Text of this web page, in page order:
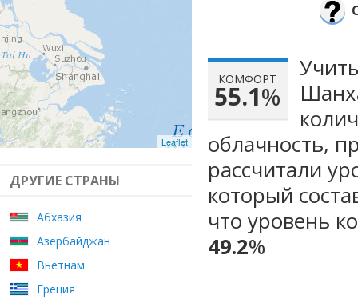
Leaflet
ДРУГИЕ СТРАНЫ
Абхазия
Азербайджан
Вьетнам
Греция
КОМФОРТ
55.1%
облачность,
рассчитали
который
что уровень
49.2%